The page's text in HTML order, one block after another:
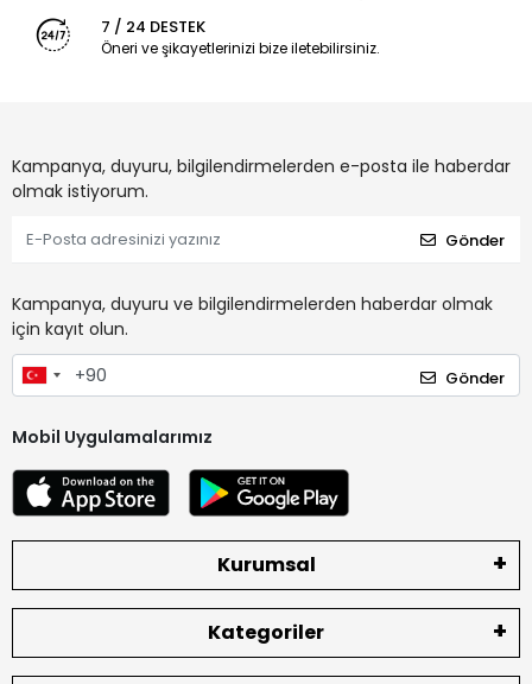
7 / 24 DESTEK
Öneri ve şikayetlerinizi bize iletebilirsiniz.
Kampanya, duyuru, bilgilendirmelerden e-posta ile haberdar
olmak istiyorum.
Gönder
Kampanya, duyuru ve bilgilendirmelerden haberdar olmak
için kayıt olun.
Gönder
Mobil Uygulamalarımız
Kurumsal
Kategoriler